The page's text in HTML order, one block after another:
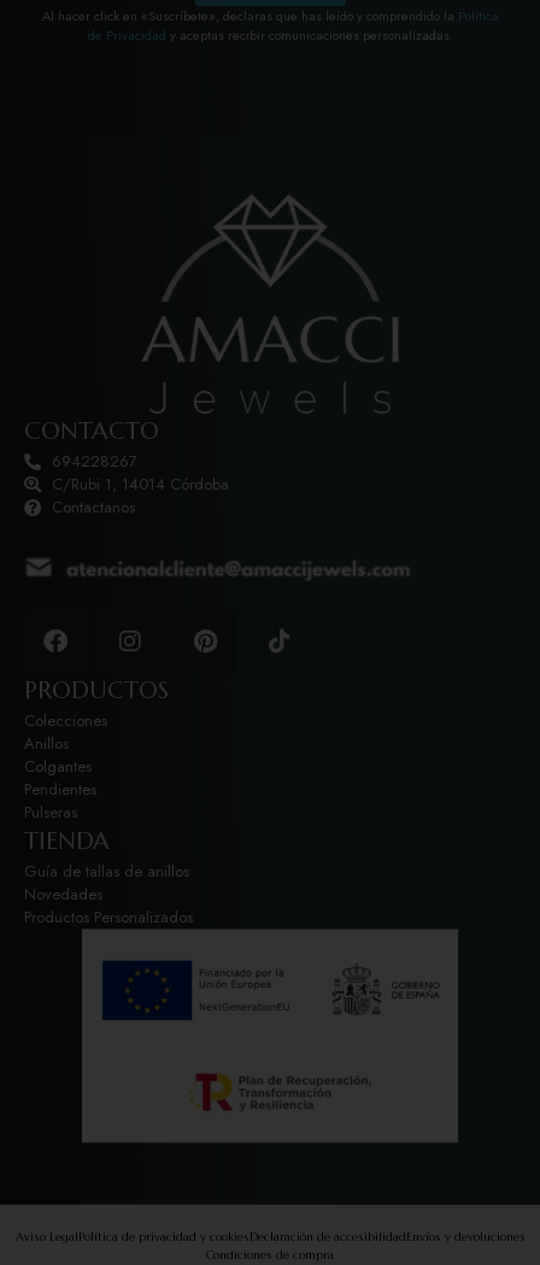
Al hacer click en «Suscríbete», declaras que has leído y comprendido la Política
de Privacidad y aceptas recibir comunicaciones personalizadas.
CONTACTO
694228267
C/Rubi 1, 14014 Córdoba
Contactanos
PRODUCTOS
Colecciones
Anillos
Colgantes
Pendientes
Pulseras
TIENDA
Guía de tallas de anillos
Novedades
Productos Personalizados
Aviso LegalPolítica de privacidad y cookiesDeclaración de accesibilidadEnvíos y devoluciones
Condiciones de compra